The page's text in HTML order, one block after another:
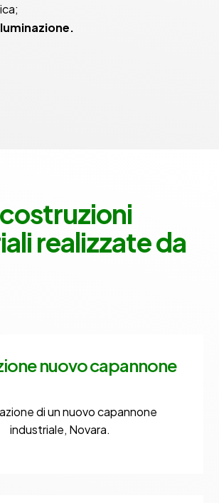
realizzate da
nuovo capannone
di un nuovo capannone
industriale, Novara.